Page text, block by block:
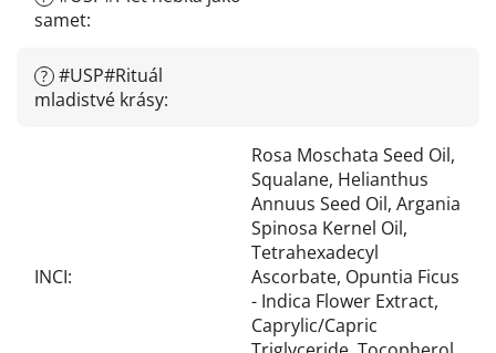
samet:
? #USP#Rituál
mladistvé krásy:
INCI:
Rosa Moschata Seed Oil,
Squalane, Helianthus
Annuus Seed Oil, Argania
Spinosa Kernel Oil,
Tetrahexadecyl
Ascorbate, Opuntia Ficus
- Indica Flower Extract,
Caprylic/Capric